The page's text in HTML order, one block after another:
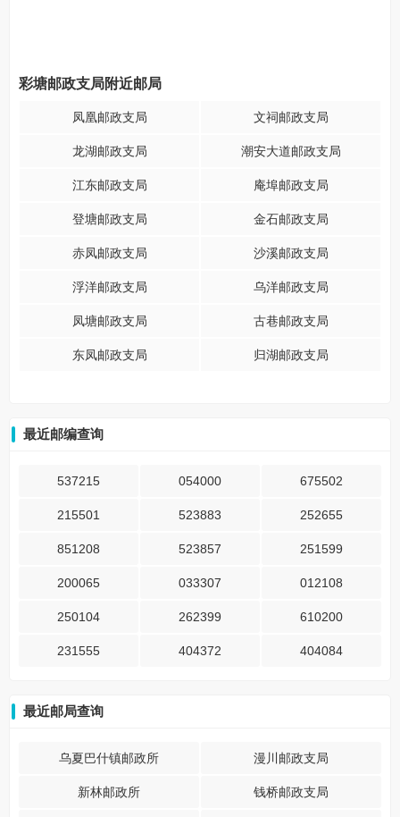
彩塘邮政支局附近邮局
凤凰邮政支局 文祠邮政支局
龙湖邮政支局 潮安大道邮政支局
江东邮政支局 庵埠邮政支局
登塘邮政支局 金石邮政支局
赤凤邮政支局 沙溪邮政支局
浮洋邮政支局 乌洋邮政支局
凤塘邮政支局 古巷邮政支局
东凤邮政支局 归湖邮政支局
最近邮编查询
537215 054000 675502
215501 523883 252655
851208 523857 251599
200065 033307 012108
250104 262399 610200
231555 404372 404084
最近邮局查询
乌夏巴什镇邮政所 漫川邮政支局
新林邮政所 钱桥邮政支局